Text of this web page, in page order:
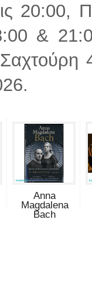
20:00,
&
Anna
Magdalena
Bach